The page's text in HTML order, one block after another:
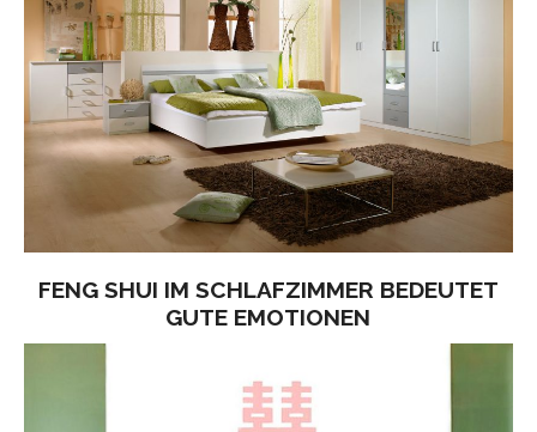
FENG SHUI IM SCHLAFZIMMER BEDEUTET
GUTE EMOTIONEN